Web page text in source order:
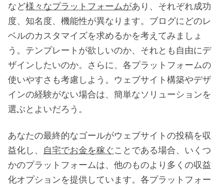
など様々なプラットフォームがあり、それぞれ成功
度、知名度、機能性が異なります。ブログにどのレ
ベルのカスタマイズを求めるかを考えてみましょ
う。テンプレートが欲しいのか、それとも自由にデ
ザインしたいのか。さらに、各プラットフォームの
使いやすさも考慮しよう。ウェブサイト構築やデザ
インの経験がない場合は、簡単なソリューションを
選ぶとよいだろう。
あなたの最終的なゴールがウェブサイトの投稿を収
益化し、 自宅でお金を稼ぐことである場合、いくつ
かのプラットフォームは、他のものより多くの収益
化オプションを提供しています。各プラットフォー